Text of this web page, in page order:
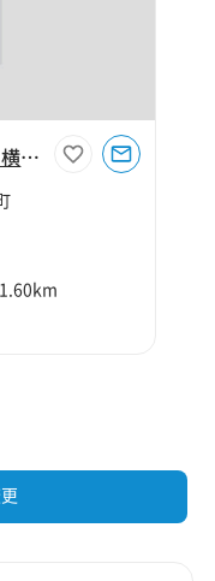
【神奈川県横浜市神奈川区】横浜市神奈川区菅田町250坪倉庫